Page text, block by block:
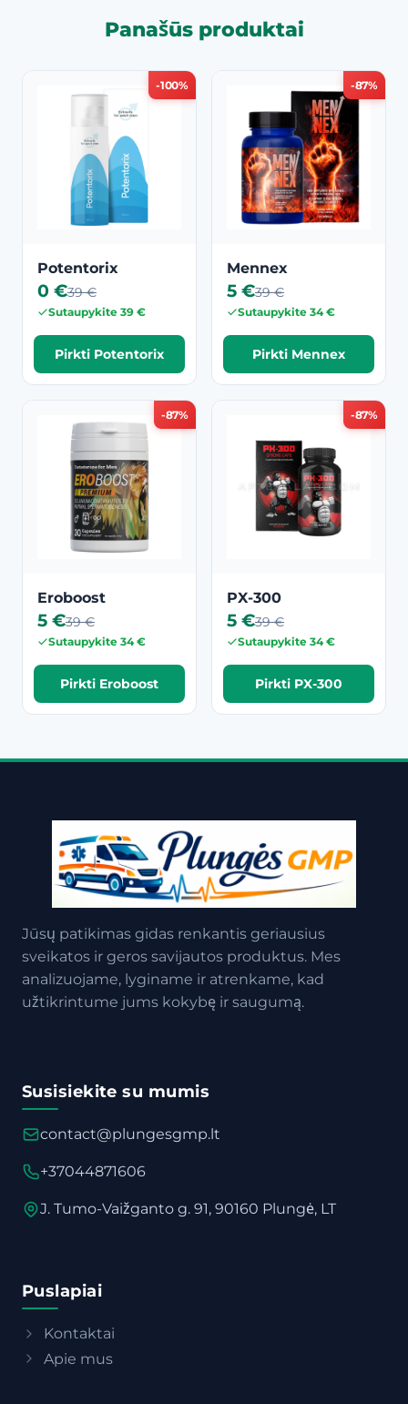
Panašūs produktai
-100%
Potentorix
0 €39 €
Sutaupykite 39 €
Pirkti Potentorix
-87%
Mennex
5 €39 €
Sutaupykite 34 €
Pirkti Mennex
-87%
Eroboost
5 €39 €
Sutaupykite 34 €
Pirkti Eroboost
-87%
PX-300
5 €39 €
Sutaupykite 34 €
Pirkti PX-300
Jūsų patikimas gidas renkantis geriausius
sveikatos ir geros savijautos produktus. Mes
analizuojame, lyginame ir atrenkame, kad
užtikrintume jums kokybę ir saugumą.
Susisiekite su mumis
contact@plungesgmp.lt
+37044871606
J. Tumo-Vaižganto g. 91, 90160 Plungė, LT
Puslapiai
Kontaktai
Apie mus